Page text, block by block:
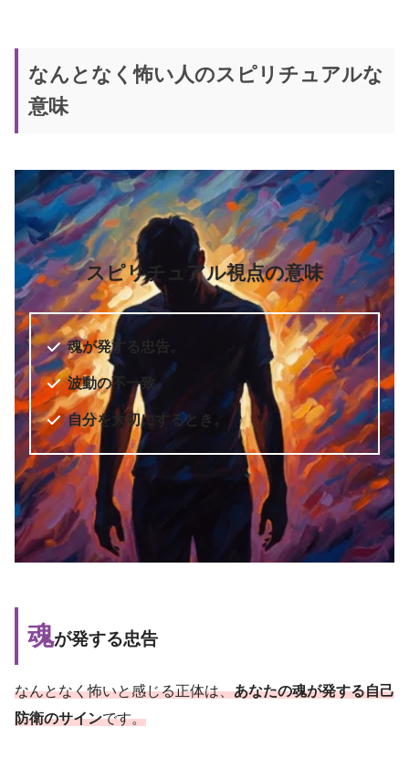
なんとなく怖い人のスピリチュアルな
意味
スピリチュアル視点の意味
魂が発する忠告。
波動の不一致。
自分を大切にするとき。
魂が発する忠告
なんとなく怖いと感じる正体は、あなたの魂が発する自己
防衛のサインです。